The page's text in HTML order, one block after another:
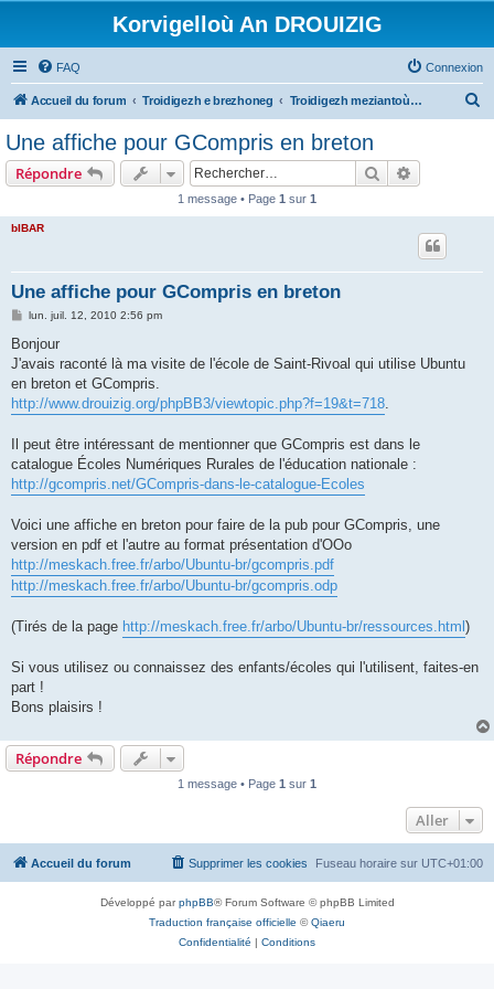
Korvigelloù An DROUIZIG
FAQ Connexion
Accueil du forum Troidigezh e brezhoneg Troidigezh meziantoù all (frank a wirioù evit an darn vrasañ anezho)
Une affiche pour GCompris en breton
Répondre Rechercher
1 message • Page 1 sur 1
bIBAR
Une affiche pour GCompris en breton
M
s
a
g
lun. juil. 12, 2010 2:56 pm
Bonjour
J'avais raconté là ma visite de l'école de Saint-Rivoal qui utilise Ubuntu
en breton et GCompris.
http://www.drouizig.org/phpBB3/viewtopic.php?f=19&t=718.
Il peut être intéressant de mentionner que GCompris est dans le
catalogue Écoles Numériques Rurales de l'éducation nationale :
http://gcompris.net/GCompris-dans-le-catalogue-Ecoles
Voici une affiche en breton pour faire de la pub pour GCompris, une
version en pdf et l'autre au format présentation d'OOo
http://meskach.free.fr/arbo/Ubuntu-br/gcompris.pdf
http://meskach.free.fr/arbo/Ubuntu-br/gcompris.odp
(Tirés de la page http://meskach.free.fr/arbo/Ubuntu-br/ressources.html )
Si vous utilisez ou connaissez des enfants/écoles qui l'utilisent, faites-en
part !
Bons plaisirs !
Répondre
1 message • Page 1 sur 1
Aller
Accueil du forum Fuseau horaire sur UTC+01:00
Supprimer les cookies
Développé parphpBB® Forum Software © phpBB Limited
Traduction française officielle ©Qiaeru
Confidentialité | Conditions